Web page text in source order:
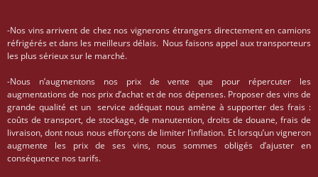
-Nos vins arrivent de chez nos vignerons étrangers directement en camions
réfrigérés et dans les meilleurs délais. Nous faisons appel aux transporteurs
les plus sérieux sur le marché.
-Nous n’augmentons nos prix de vente que pour répercuter les
augmentations de nos prix d’achat et de nos dépenses. Proposer des vins de
grande qualité et un service adéquat nous amène à supporter des frais :
coûts de transport, de stockage, de manutention, droits de douane, frais de
livraison, dont nous nous efforçons de limiter l’inflation. Et lorsqu’un vigneron
augmente les prix de ses vins, nous sommes obligés d’ajuster en
conséquence nos tarifs.